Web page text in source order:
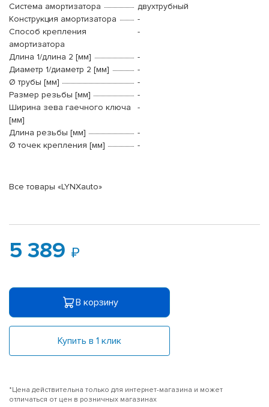
Система амортизатора
двухтрубный
Конструкция амортизатора
-
Способ крепления
амортизатора
-
Длина 1/длина 2 [мм]
-
Диаметр 1/диаметр 2 [мм]
-
Ø трубы [мм]
-
Размер резьбы [мм]
-
Ширина зева гаечного ключа
[мм]
-
Длина резьбы [мм]
-
Ø точек крепления [мм]
-
Все товары «LYNXauto»
5 389
В корзину
Купить в 1 клик
*Цена действительна только для интернет-магазина и может
отличаться от цен в розничных магазинах